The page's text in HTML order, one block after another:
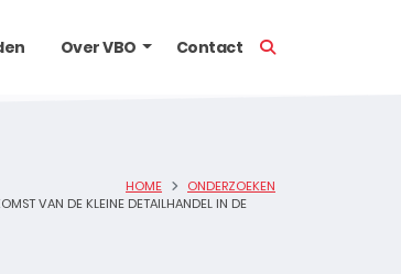
Over VBO Contact
HOME
ONDERZOEKEN
VAN DE KLEINE DETAILHANDEL IN DE